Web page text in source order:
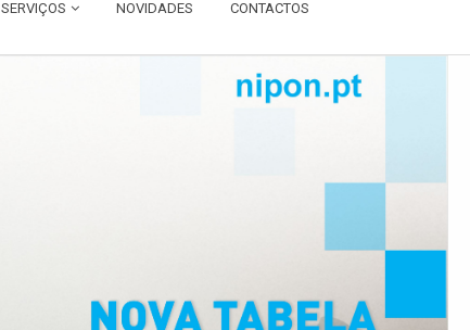
SERVIÇOS NOVIDADES CONTACTOS